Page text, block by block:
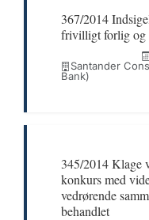
367/2014
frivilligt forlig og
Santander
Bank)
345/2014 Klage
konkurs med
vedrørende
behandlet